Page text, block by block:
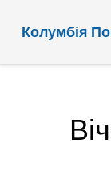
Колумбія